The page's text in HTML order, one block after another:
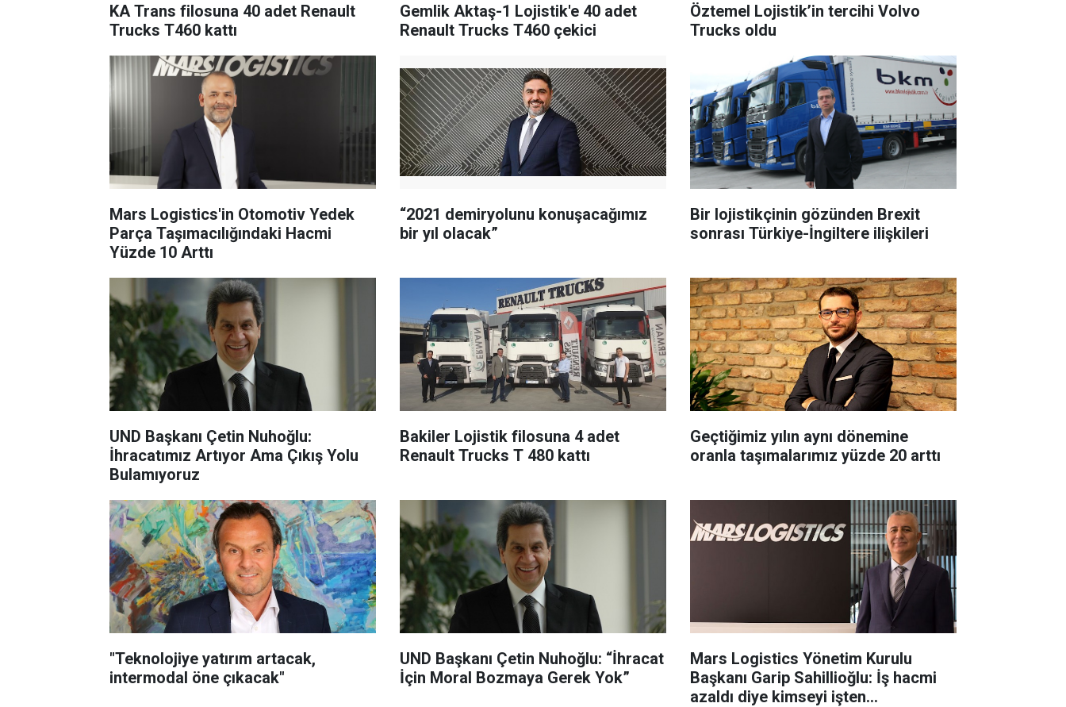
KA Trans filosuna 40 adet Renault
Trucks T460 kattı
Gemlik Aktaş-1 Lojistik'e 40 adet
Renault Trucks T460 çekici
Öztemel Lojistik’in tercihi Volvo
Trucks oldu
Mars Logistics'in Otomotiv Yedek
Parça Taşımacılığındaki Hacmi
Yüzde 10 Arttı
“2021 demiryolunu konuşacağımız
bir yıl olacak”
Bir lojistikçinin gözünden Brexit
sonrası Türkiye-İngiltere ilişkileri
UND Başkanı Çetin Nuhoğlu:
İhracatımız Artıyor Ama Çıkış Yolu
Bulamıyoruz
Bakiler Lojistik filosuna 4 adet
Renault Trucks T 480 kattı
Geçtiğimiz yılın aynı dönemine
oranla taşımalarımız yüzde 20 arttı
"Teknolojiye yatırım artacak,
intermodal öne çıkacak"
UND Başkanı Çetin Nuhoğlu: “İhracat
İçin Moral Bozmaya Gerek Yok”
Mars Logistics Yönetim Kurulu
Başkanı Garip Sahillioğlu: İş hacmi
azaldı diye kimseyi işten